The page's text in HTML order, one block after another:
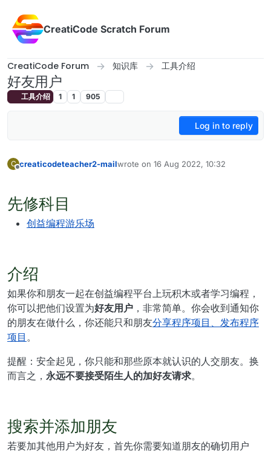
CreatiCode Scratch Forum
CreatiCode Forum 知识库 工具介绍
好友用户
工具介绍 1 1 905
Log in to reply
C creaticodeteacher2-mailwrote on 16 Aug 2022, 10:32
last edited by
先修科目
创益编程游乐场
介绍
如果你和朋友一起在创益编程平台上玩积木或者学习编程，
你可以把他们设置为好友用户 ，非常简单。你会收到通知你
的朋友在做什么，你还能只和朋友分享程序项目、发布程序
项目 。
提醒：安全起见，你只能和那些原本就认识的人交朋友。换
而言之， 永远不要接受陌生人的加好友请求。
搜索并添加朋友
若要加其他用户为好友，首先你需要知道朋友的确切用户